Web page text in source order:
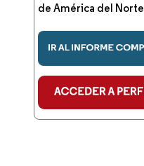
de América del Norte